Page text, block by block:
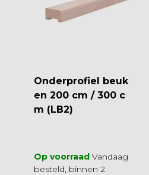
Onderprofiel beuk
en 200 cm / 300 c
m (LB2)
Op voorraad Vandaag
besteld, binnen 2